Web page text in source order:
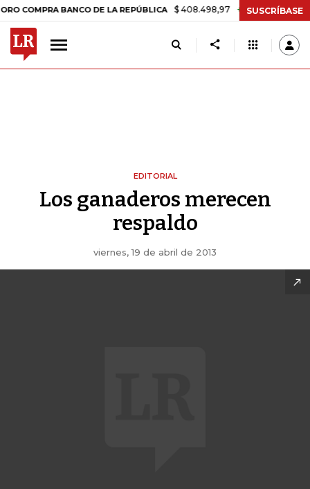
BANCO DE LA REPÚBLICA $ 408.498,97 +$ 8.753,81 +2,19%
SUSCRÍBASE
EDITORIAL
Los ganaderos merecen
respaldo
viernes, 19 de abril de 2013